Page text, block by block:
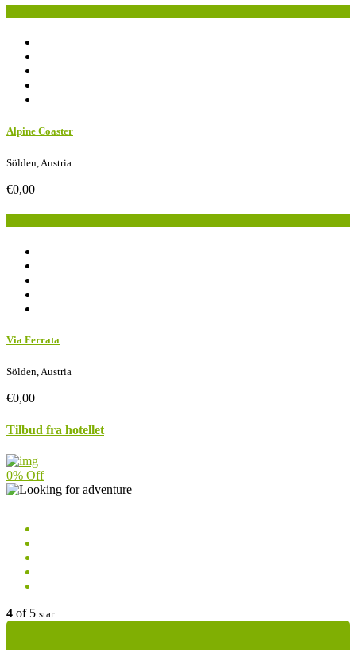
Alpine Coaster
Sölden, Austria
€0,00
Via Ferrata
Sölden, Austria
€0,00
Tilbud fra hotellet
0% Off
4 of 5 star